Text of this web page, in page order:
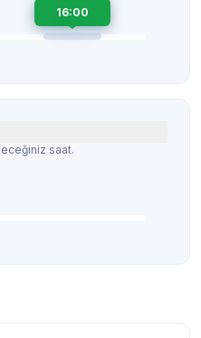
16:00
saat.